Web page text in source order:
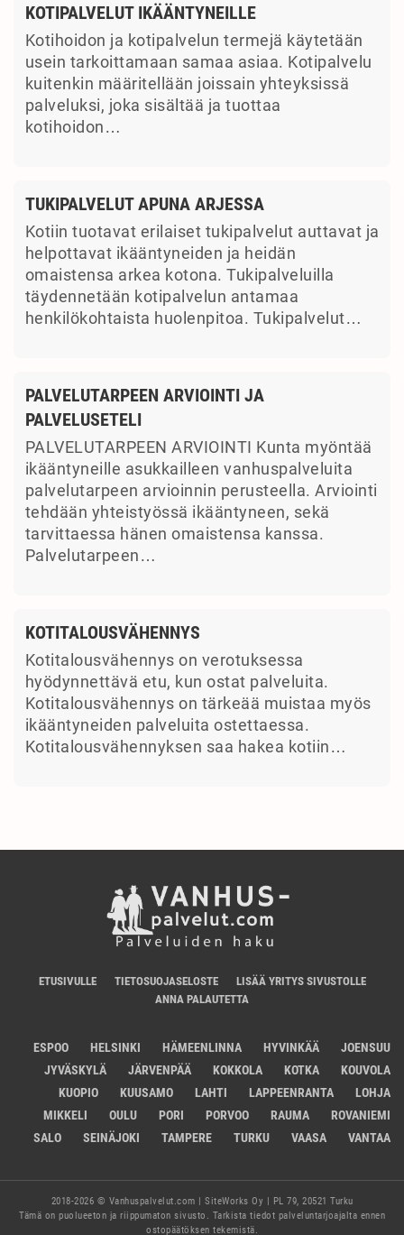
KOTIPALVELUT IKÄÄNTYNEILLE
Kotihoidon ja kotipalvelun termejä käytetään
usein tarkoittamaan samaa asiaa. Kotipalvelu
kuitenkin määritellään joissain yhteyksissä
palveluksi, joka sisältää ja tuottaa
kotihoidon…
TUKIPALVELUT APUNA ARJESSA
Kotiin tuotavat erilaiset tukipalvelut auttavat ja
helpottavat ikääntyneiden ja heidän
omaistensa arkea kotona. Tukipalveluilla
täydennetään kotipalvelun antamaa
henkilökohtaista huolenpitoa. Tukipalvelut…
PALVELUTARPEEN ARVIOINTI JA
PALVELUSETELI
PALVELUTARPEEN ARVIOINTI Kunta myöntää
ikääntyneille asukkailleen vanhuspalveluita
palvelutarpeen arvioinnin perusteella. Arviointi
tehdään yhteistyössä ikääntyneen, sekä
tarvittaessa hänen omaistensa kanssa.
Palvelutarpeen…
KOTITALOUSVÄHENNYS
Kotitalousvähennys on verotuksessa
hyödynnettävä etu, kun ostat palveluita.
Kotitalousvähennys on tärkeää muistaa myös
ikääntyneiden palveluita ostettaessa.
Kotitalousvähennyksen saa hakea kotiin…
ETUSIVULLE TIETOSUOJASELOSTE
LISÄÄ YRITYS SIVUSTOLLE
ANNA PALAUTETTA
ESPOO HELSINKI HÄMEENLINNA HYVINKÄÄ
JOENSUU
JYVÄSKYLÄ
JÄRVENPÄÄ KOKKOLA KOTKA
KOUVOLA
KUOPIO
KUUSAMO LAHTI LAPPEENRANTA
LOHJA
MIKKELI
OULU PORI PORVOO RAUMA
ROVANIEMI
SALO
SEINÄJOKI TAMPERE TURKU VAASA VANTAA
2018-2026 © Vanhuspalvelut.com | SiteWorks Oy | PL 79, 20521 Turku
Tämä on puolueeton ja riippumaton sivusto. Tarkista tiedot palveluntarjoajalta ennen
ostopäätöksen tekemistä.